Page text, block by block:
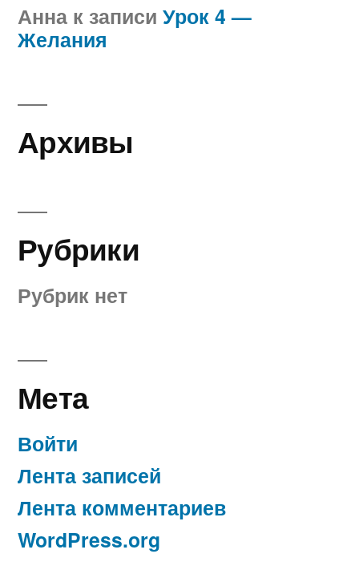
Анна к записи Урок 4 —
Желания
Архивы
Рубрики
Рубрик нет
Мета
Войти
Лента записей
Лента комментариев
WordPress.org